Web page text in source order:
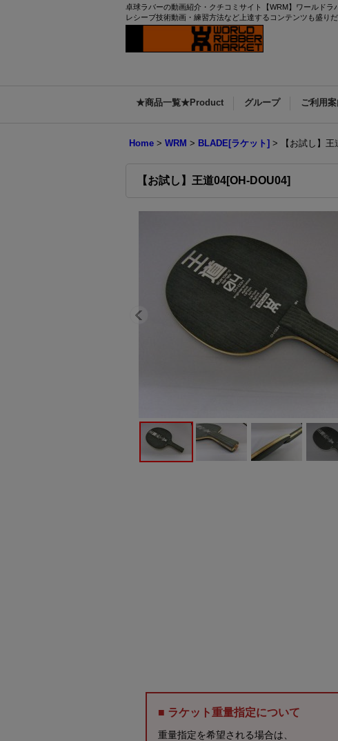
卓球ラバーの動画紹介・クチコミサイト【WRM】ワールド
レシーブ技術動画・練習方法など上達するコンテンツも盛りだ
★商品一覧★Product グループ ご利用案
Home > WRM > BLADE[ラケット] > 【お試し】
【お試し】王道04[OH-DOU04]
■ ラケット重量指定について
重量指定を希望される場合は、